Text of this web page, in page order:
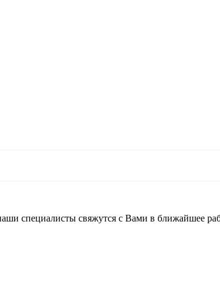
специалисты свяжутся с Вами в ближайшее